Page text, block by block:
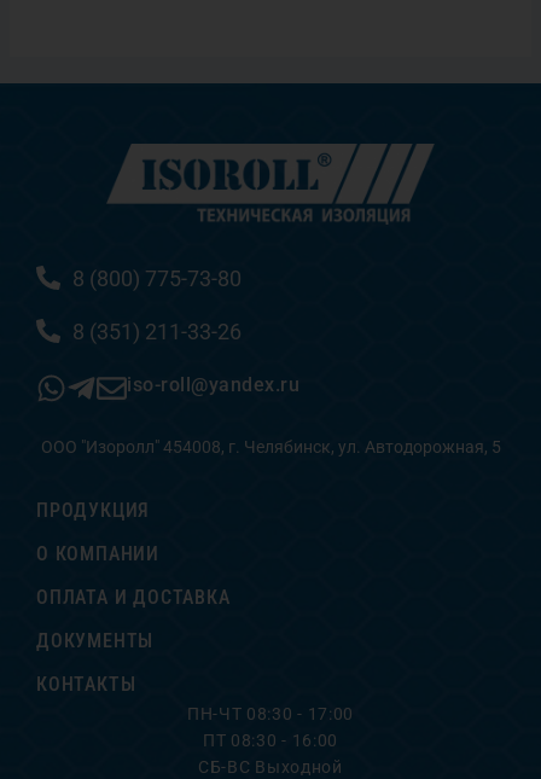
8 (800) 775-73-80
8 (351) 211-33-26
iso-roll@yandex.ru
ООО "Изоролл" 454008, г. Челябинск, ул. Автодорожная, 5
ПРОДУКЦИЯ
О КОМПАНИИ
ОПЛАТА И ДОСТАВКА
ДОКУМЕНТЫ
КОНТАКТЫ
ПН-ЧТ 08:30 - 17:00
ПТ 08:30 - 16:00
СБ-ВС Выходной